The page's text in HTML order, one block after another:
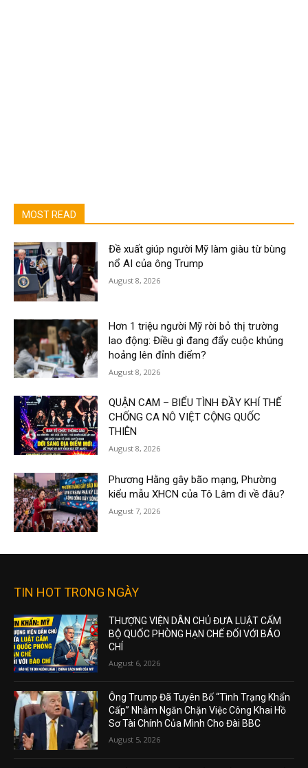
MOST READ
Đề xuất giúp người Mỹ làm giàu từ bùng
nổ AI của ông Trump
August 8, 2026
Hơn 1 triệu người Mỹ rời bỏ thị trường
lao động: Điều gì đang đẩy cuộc khủng
hoảng lên đỉnh điểm?
August 8, 2026
QUẬN CAM – BIỂU TÌNH ĐẦY KHÍ THẾ
CHỐNG CA NÔ VIỆT CỘNG QUỐC
THIÊN
August 8, 2026
Phương Hằng gây bão mạng, Phường
kiểu mẫu XHCN của Tô Lâm đi về đâu?
August 7, 2026
TIN HOT TRONG NGÀY
THƯỢNG VIỆN DÂN CHỦ ĐƯA LUẬT CẤM
BỘ QUỐC PHÒNG HẠN CHẾ ĐỐI VỚI BÁO
CHÍ
August 6, 2026
Ông Trump Đã Tuyên Bố “Tình Trạng Khẩn
Cấp” Nhằm Ngăn Chặn Việc Công Khai Hồ
Sơ Tài Chính Của Mình Cho Đài BBC
August 5, 2026